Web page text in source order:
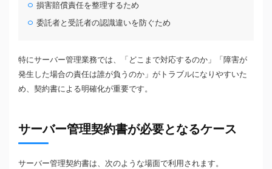
損害賠償責任を整理するため
委託者と受託者の認識違いを防ぐため
特にサーバー管理業務では、「どこまで対応するのか」「障害が
発生した場合の責任は誰が負うのか」がトラブルになりやすいた
め、契約書による明確化が重要です。
サーバー管理契約書が必要となるケース
サーバー管理契約書は、次のような場面で利用されます。